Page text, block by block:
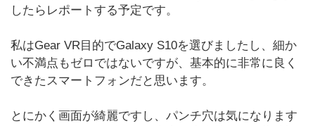
したらレポートする予定です。
私はGear VR目的でGalaxy S10を選びましたし、細か
い不満点もゼロではないですが、基本的に非常に良く
できたスマートフォンだと思います。
とにかく画面が綺麗ですし、パンチ穴は気になります